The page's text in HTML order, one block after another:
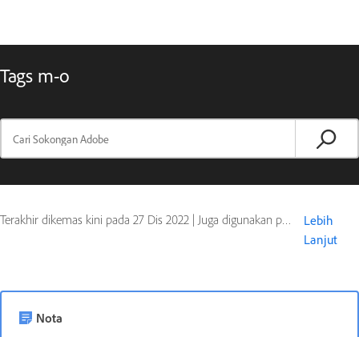
Tags m-o
Terakhir dikemas kini pada 27 Dis 2022 | Juga digunakan pada ColdFusion
Lebih
Lanjut
Nota